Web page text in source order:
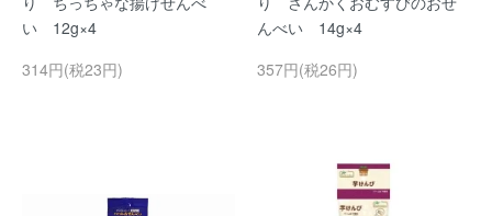
い 12g×4
314円(税23円)
んべい 14g×4
357円(税26円)